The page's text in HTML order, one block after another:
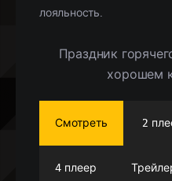
лояльность.
Праздник
хорошем
Смотреть 2
4 плеер